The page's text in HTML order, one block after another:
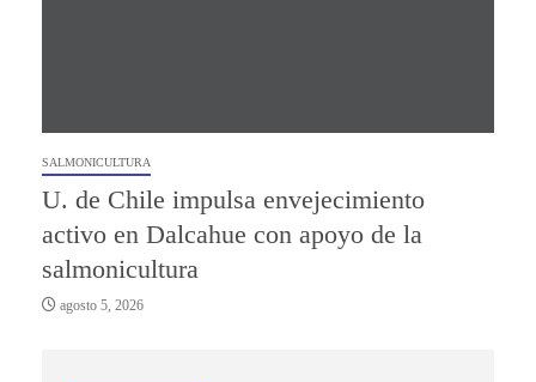
SALMONICULTURA
U. de Chile impulsa envejecimiento
activo en Dalcahue con apoyo de la
salmonicultura
agosto 5, 2026